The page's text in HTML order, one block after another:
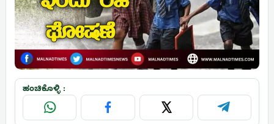
ಹಂಚಿಕೊಳ್ಳಿ :
WhatsApp Facebook X Telegram